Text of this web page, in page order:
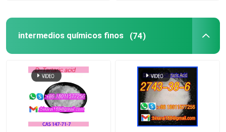
intermedios químicos finos (74)